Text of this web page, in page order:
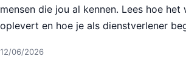
mensen die jou al kennen. Lees hoe
oplevert en hoe je als dienstverlener
12/06/2026